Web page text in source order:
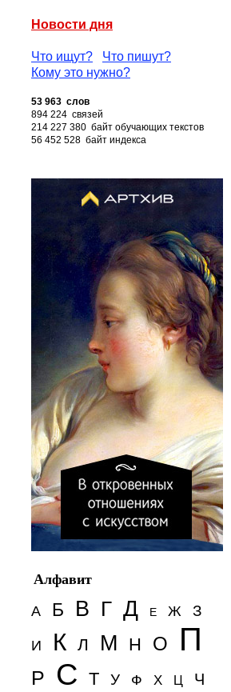
Новости дня
Что ищут?
Что пишут?
Кому это нужно?
53 963 слов
894 224 связей
214 227 380 байт обучающих текстов
56 452 528 байт индекса
Алфавит
А
Б В Г Д Е Ж З
И К Л М Н О П
Р С Т У Ф Х Ц Ч